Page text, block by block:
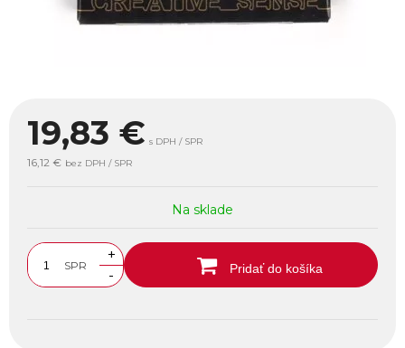
19,83 € s DPH / SPR
16,12 € bez DPH / SPR
Na sklade
SPR
+
-
Pridať do košíka